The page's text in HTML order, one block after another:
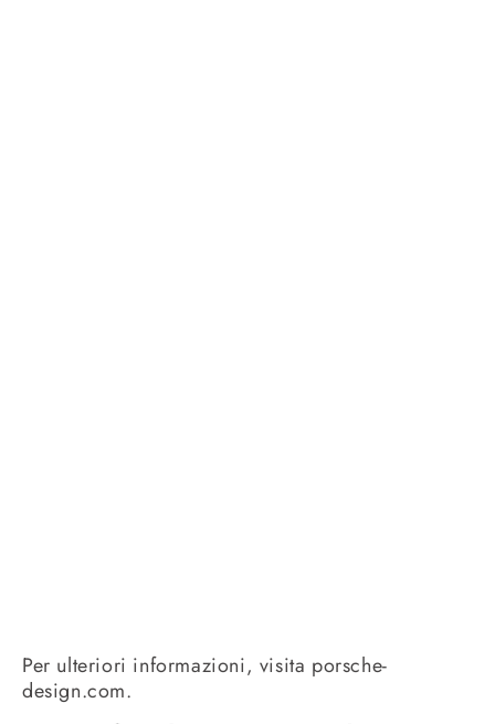
Per ulteriori informazioni, visita porsche-
design.com.